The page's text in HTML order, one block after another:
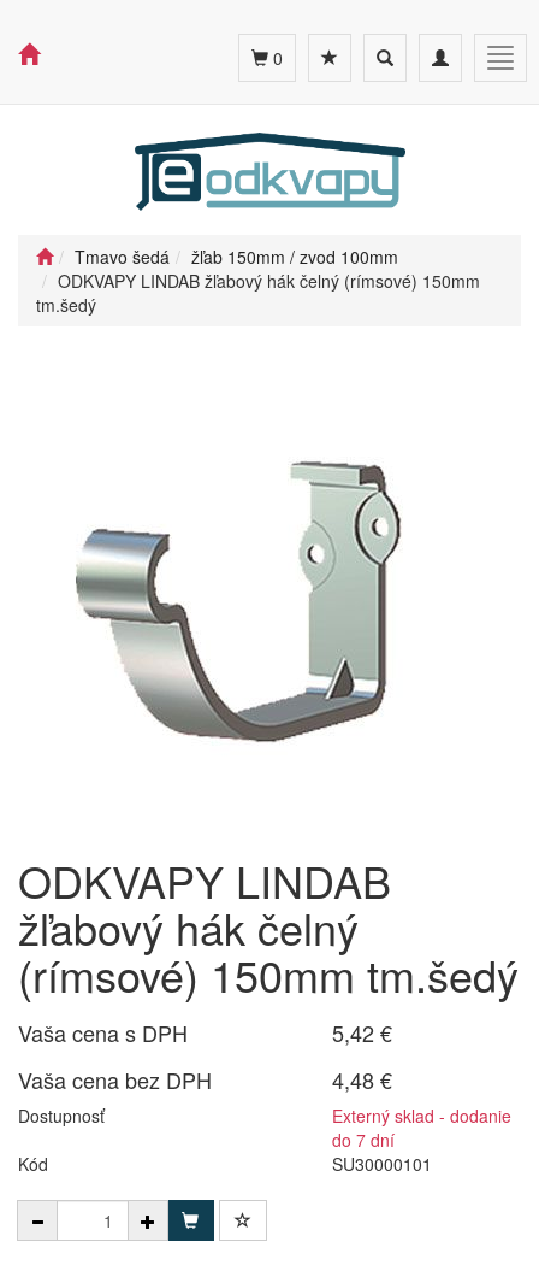
Toggle
navigation
Toggle
search
0
Tmavo šedá
žľab 150mm / zvod 100mm
ODKVAPY LINDAB žľabový hák čelný (rímsové) 150mm
tm.šedý
ODKVAPY LINDAB
žľabový hák čelný
(rímsové) 150mm tm.šedý
Vaša cena s DPH
5,42 €
Vaša cena bez DPH
4,48 €
Dostupnosť
Externý sklad - dodanie
do 7 dní
Kód
SU30000101